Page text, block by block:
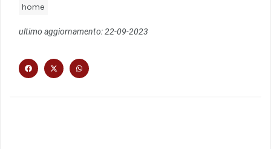
home
ultimo aggiornamento: 22-09-2023